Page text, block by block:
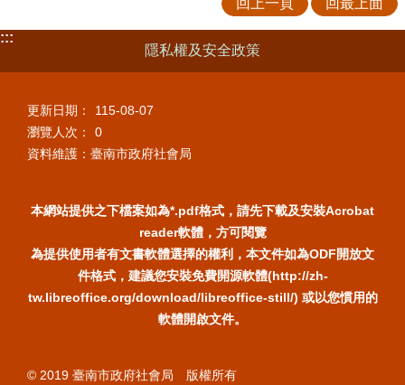
回上一頁 回最上面
:::
隱私權及安全政策
更新日期：
115-08-07
瀏覽人次：
0
資料維護：臺南市政府社會局
本網站提供之下檔案如為*.pdf格式，請先下載及安裝Acrobat
reader軟體，方可閱覽
為提供使用者有文書軟體選擇的權利，本文件如為ODF開放文
件格式，建議您安裝免費開源軟體(http://zh-
tw.libreoffice.org/download/libreoffice-still/) 或以您慣用的
軟體開啟文件。
© 2019 臺南市政府社會局 版權所有